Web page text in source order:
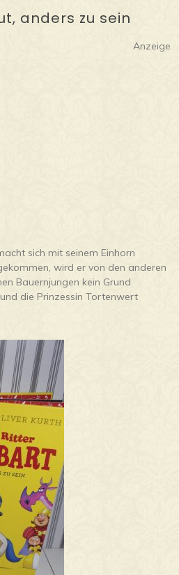
anders zu sein
Anzeige
sich mit seinem Einhorn
wird er von den anderen
Bauernjungen kein Grund
die Prinzessin Tortenwert